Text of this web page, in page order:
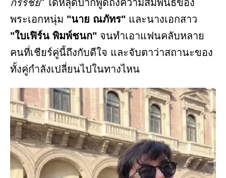
กรรชัย"ได้หลุดปากพูดถึงความสัมพันธ์ของ
พระเอกหนุ่ม "นาย ณภัทร" และนางเอกสาว
"ใบเฟิร์น พิมพ์ชนก" จนทำเอาแฟนคลับหลาย
คนที่เชียร์คู่นี้ถึงกับดีใจ และจับตาว่าสถานะของ
ทั้งคู่กำลังเปลี่ยนไปในทางไหน